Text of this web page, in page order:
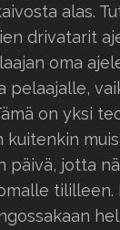
alas.
drivatarit
oma
pelaajalle,
on yksi
kuitenkin
päivä, jotta
tililleen.